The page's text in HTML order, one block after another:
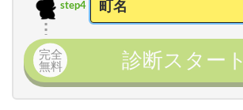
step4
完全
無料
診断スタート